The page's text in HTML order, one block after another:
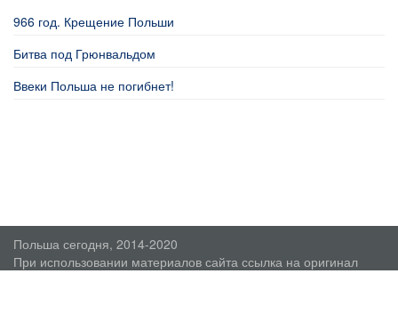
966 год. Крещение Польши
Битва под Грюнвальдом
Ввеки Польша не погибнет!
Польша сегодня, 2014-2020
При использовании материалов сайта ссылка на оригинал